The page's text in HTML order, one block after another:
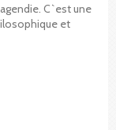
C`est une
et